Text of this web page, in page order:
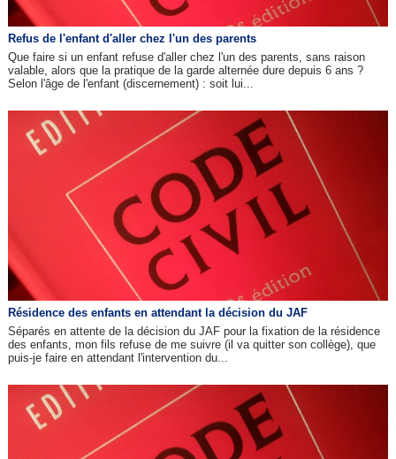
Refus de l'enfant d'aller chez l'un des parents
Que faire si un enfant refuse d'aller chez l'un des parents, sans raison
valable, alors que la pratique de la garde alternée dure depuis 6 ans ?
Selon l'âge de l'enfant (discernement) : soit lui...
Résidence des enfants en attendant la décision du JAF
Séparés en attente de la décision du JAF pour la fixation de la résidence
des enfants, mon fils refuse de me suivre (il va quitter son collège), que
puis-je faire en attendant l'intervention du...